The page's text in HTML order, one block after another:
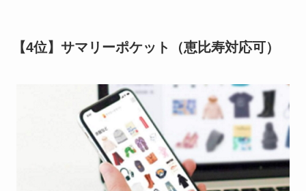
【4位】サマリーポケット（恵比寿対応可）